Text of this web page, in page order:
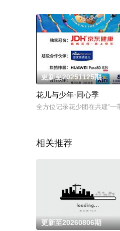
更新至20251125期
花儿与少年·同心季
全方位记录花少团在共建“一
相关推荐
更新至20260806期